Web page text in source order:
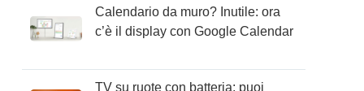
Calendario da muro? Inutile: ora
c’è il display con Google Calendar
TV su ruote con batteria: puoi